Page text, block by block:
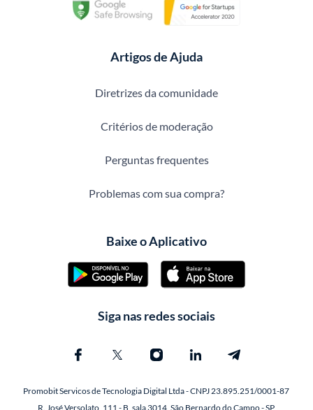
Artigos de Ajuda
Diretrizes da comunidade
Critérios de moderação
Perguntas frequentes
Problemas com sua compra?
Baixe o Aplicativo
Siga nas redes sociais
Promobit Servicos de Tecnologia Digital Ltda - CNPJ 23.895.251/0001-87
R. José Versolato, 111 - B, sala 3014, São Bernardo do Campo - SP